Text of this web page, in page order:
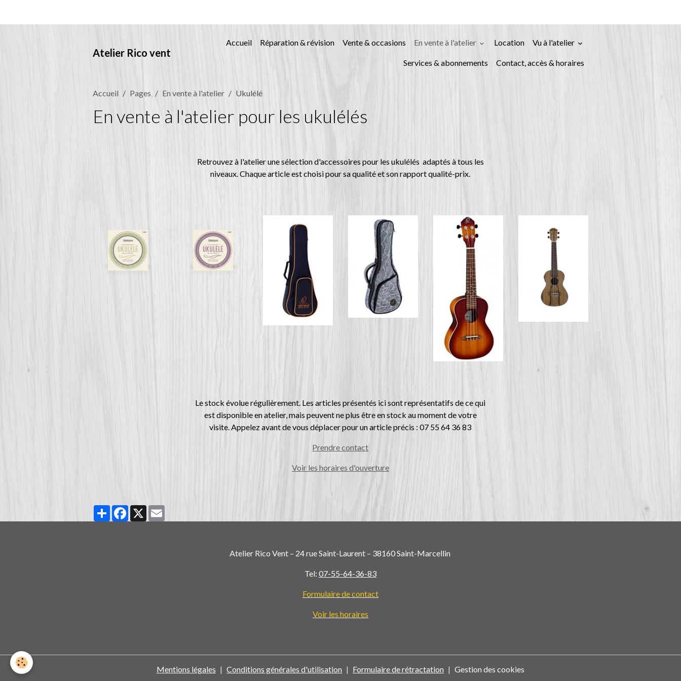
Atelier Rico vent
Accueil Réparation & révision Vente & occasions En vente à l'atelier Location Vu à l'atelier
Services & abonnements Contact, accès & horaires
Accueil Pages En vente à l'atelier Ukulélé
En vente à l'atelier pour les ukulélés
Retrouvez à l'atelier une sélection d'accessoires pour les ukulélés adaptés à tous les
niveaux. Chaque article est choisi pour sa qualité et son rapport qualité-prix.
Le stock évolue régulièrement. Les articles présentés ici sont représentatifs de ce qui
est disponible en atelier, mais peuvent ne plus être en stock au moment de votre
visite. Appelez avant de vous déplacer pour un article précis : 07 55 64 36 83
Prendre contact
Voir les horaires d'ouverture
PartagerFacebook
X
Atelier Rico Vent – 24 rue Saint-Laurent – 38160 Saint-Marcellin
Tel: 07-55-64-36-83
Formulaire de contact
Voir les horaires
Mentions légales Conditions générales d'utilisation Formulaire de rétractation Gestion des cookies